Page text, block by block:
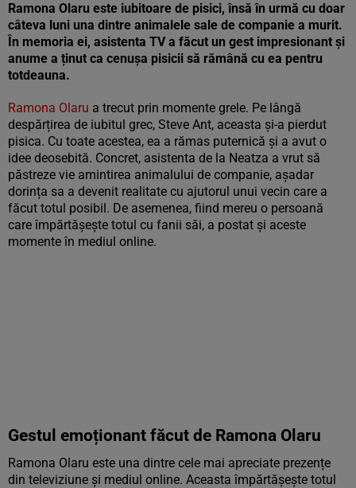
Ramona Olaru este iubitoare de pisici, însă în urmă cu doar
câteva luni una dintre animalele sale de companie a murit.
În memoria ei, asistenta TV a făcut un gest impresionant și
anume a ținut ca cenușa pisicii să rămână cu ea pentru
totdeauna.
Ramona Olaru a trecut prin momente grele. Pe lângă
despărțirea de iubitul grec, Steve Ant, aceasta și-a pierdut
pisica. Cu toate acestea, ea a rămas puternică și a avut o
idee deosebită. Concret, asistenta de la Neatza a vrut să
păstreze vie amintirea animalului de companie, așadar
dorința sa a devenit realitate cu ajutorul unui vecin care a
făcut totul posibil. De asemenea, fiind mereu o persoană
care împărtășește totul cu fanii săi, a postat și aceste
momente în mediul online.
Gestul emoționant făcut de Ramona Olaru
Ramona Olaru este una dintre cele mai apreciate prezențe
din televiziune și mediul online. Aceasta împărtășește totul